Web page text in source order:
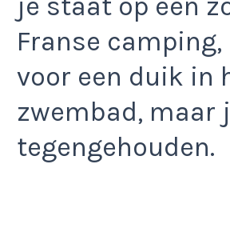
je staat op een
Franse
voor een duik in
zwembad, maar
tegengehouden.